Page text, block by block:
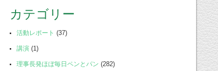
カテゴリー
活動レポート (37)
講演 (1)
理事長発ほぼ毎日ペンとパン (282)